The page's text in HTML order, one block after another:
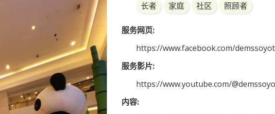
长者
家庭 社区 照顾者
服务网页:
https://www.facebook.com/
服务影片:
https://www.youtube.com/
内容: